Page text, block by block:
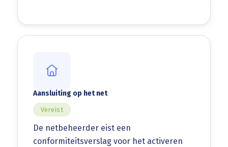
Aansluiting op het net
Vereist
De netbeheerder eist een
conformiteitsverslag voor het activeren